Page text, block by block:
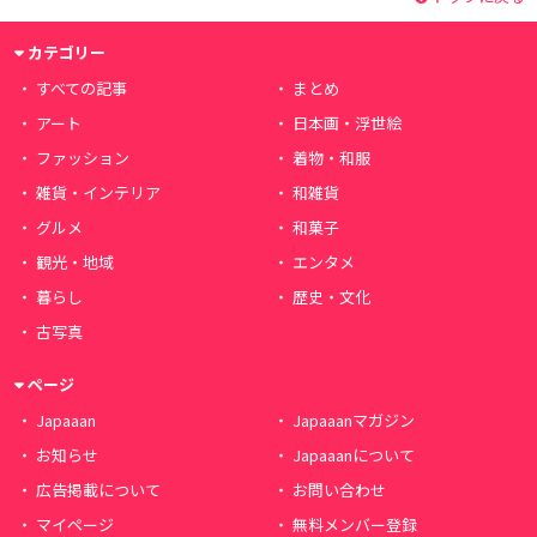
カテゴリー
すべての記事
まとめ
アート
日本画・浮世絵
ファッション
着物・和服
雑貨・インテリア
和雑貨
グルメ
和菓子
観光・地域
エンタメ
暮らし
歴史・文化
古写真
ページ
Japaaan
Japaaanマガジン
お知らせ
Japaaanについて
広告掲載について
お問い合わせ
マイページ
無料メンバー登録